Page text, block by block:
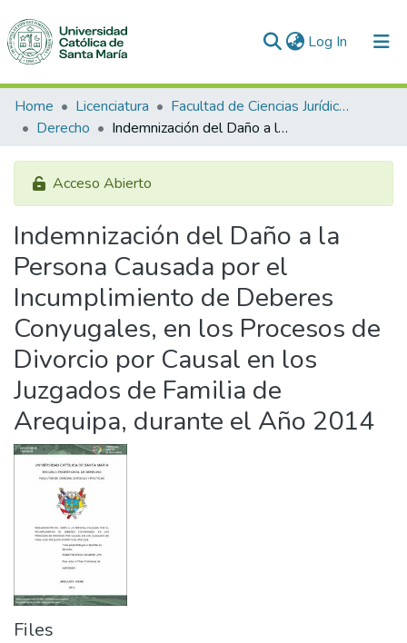
Log In (current)
Communities & Collections
All of DSpace
Statistics
Home Licenciatura
Facultad de Ciencias Jurídicas y Políticas
Derecho
Indemnización del Daño a la Persona Causada por el Incumplimiento de Deberes Conyugales, en los Procesos de Divorcio por Causal en los Juzgados de Familia de Arequipa, durante el Año 2014
Acceso Abierto
Indemnización del Daño a la
Persona Causada por el
Incumplimiento de Deberes
Conyugales, en los Procesos de
Divorcio por Causal en los
Juzgados de Familia de
Arequipa, durante el Año 2014
Files